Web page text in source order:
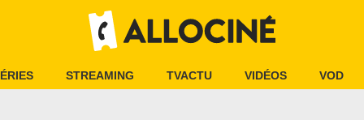
STREAMING TVACTU VIDÉOS VOD